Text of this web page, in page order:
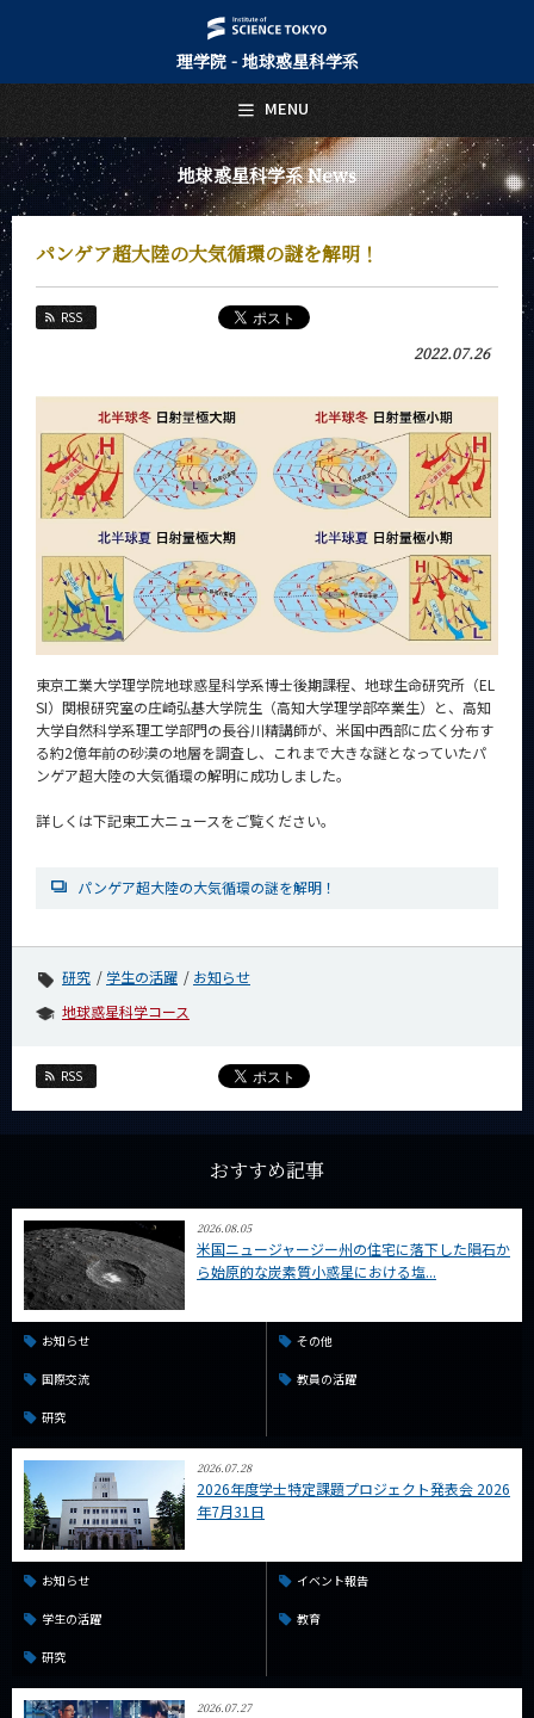
理学院 - 地球惑星科学系
地球惑星科学系 News
パンゲア超大陸の大気循環の謎を解明！
RSS
2022.07.26
東京工業大学理学院地球惑星科学系博士後期課程、地球生命研究所（EL
SI）関根研究室の庄崎弘基大学院生（高知大学理学部卒業生）と、高知
大学自然科学系理工学部門の長谷川精講師が、米国中西部に広く分布す
る約2億年前の砂漠の地層を調査し、これまで大きな謎となっていたパ
ンゲア超大陸の大気循環の解明に成功しました。
詳しくは下記東工大ニュースをご覧ください。
パンゲア超大陸の大気循環の謎を解明！
研究 学生の活躍
お知らせ
地球惑星科学コース
RSS
おすすめ記事
2026.08.05
米国ニュージャージー州の住宅に落下した隕石か
ら始原的な炭素質小惑星における塩...
お知らせ その他
国際交流 教員の活躍
研究
2026.07.28
2026年度学士特定課題プロジェクト発表会 2026
年7月31日
お知らせ イベント報告
学生の活躍 教育
研究
2026.07.27
MENU
日本語 English
トップページ
Top Page
地球惑星科学系について
About Us
Education
教員・研究室
未来
Future
入学案内
Admissions
地球惑星科学系 News
News
News 一覧
カテゴリ別
課程別
月別
イベントカレンダー